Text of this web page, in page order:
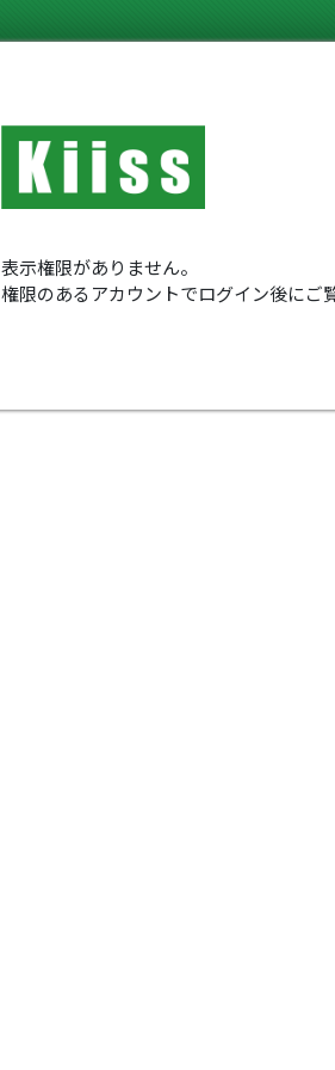
表示権限がありません。
権限のあるアカウントでログイン後にご